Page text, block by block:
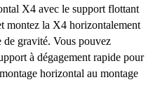
X4 avec le support flottant
montez la X4 horizontalement
de gravité. Vous pouvez
à dégagement rapide pour
horizontal au montage